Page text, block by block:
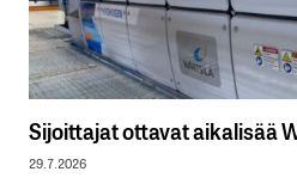
Sijoittajat ottavat aikalisää
29.7.2026